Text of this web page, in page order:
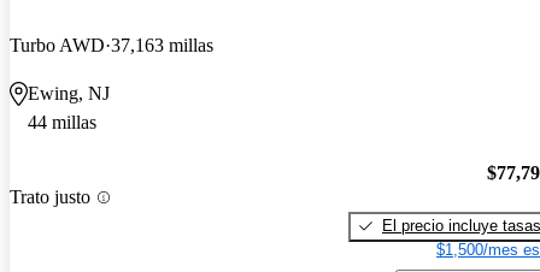
Turbo AWD 37,163 millas
Ewing, NJ
44 millas
Trato justo
El precio incluye tasas
$1,500/mes